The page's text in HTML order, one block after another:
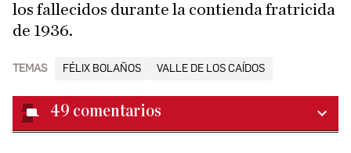
los fallecidos durante la contienda fratricida
de 1936.
TEMAS FÉLIX BOLAÑOS VALLE DE LOS CAÍDOS
49 comentarios